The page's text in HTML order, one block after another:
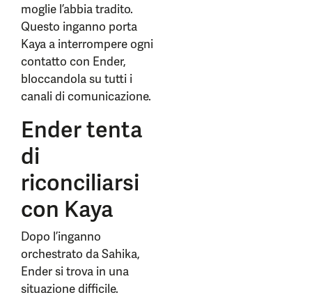
moglie l’abbia tradito.
Questo inganno porta
Kaya a interrompere ogni
contatto con Ender,
bloccandola su tutti i
canali di comunicazione.
Ender tenta
di
riconciliarsi
con Kaya
Dopo l’inganno
orchestrato da Sahika,
Ender si trova in una
situazione difficile.